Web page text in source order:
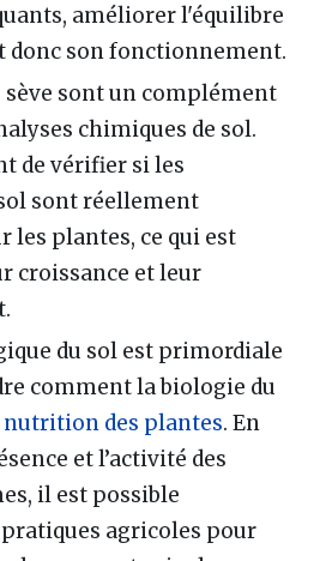
améliorer l'équilibre
donc son fonctionnement.
sève sont un complément
chimiques de sol.
de vérifier si les
sont réellement
les plantes, ce qui est
croissance et leur
du sol est primordiale
comment la biologie du
nutrition des plantes. En
et l’activité des
il est possible
agricoles pour